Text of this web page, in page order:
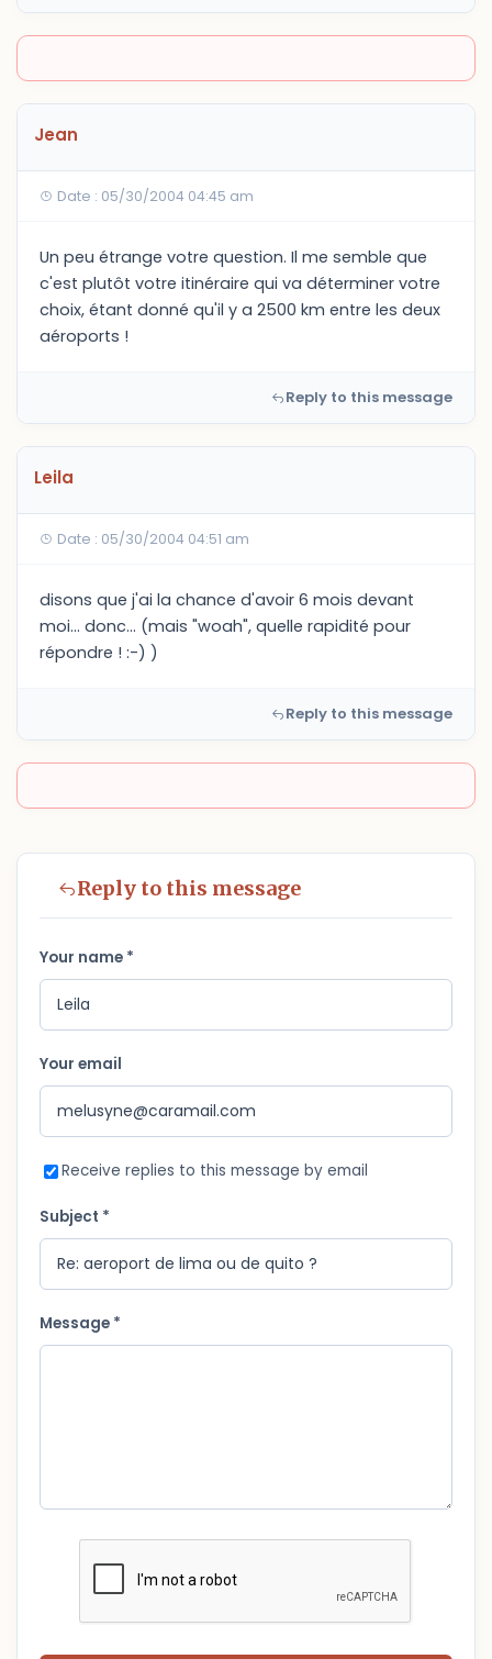
Jean
Date : 05/30/2004 04:45 am
Un peu étrange votre question. Il me semble que
c'est plutôt votre itinéraire qui va déterminer votre
choix, étant donné qu'il y a 2500 km entre les deux
aéroports !
Reply to this message
Leila
Date : 05/30/2004 04:51 am
disons que j'ai la chance d'avoir 6 mois devant
moi... donc... (mais "woah", quelle rapidité pour
répondre ! :-) )
Reply to this message
Reply to this message
Your name *
Your email
Receive replies to this message by email
Subject *
Message *